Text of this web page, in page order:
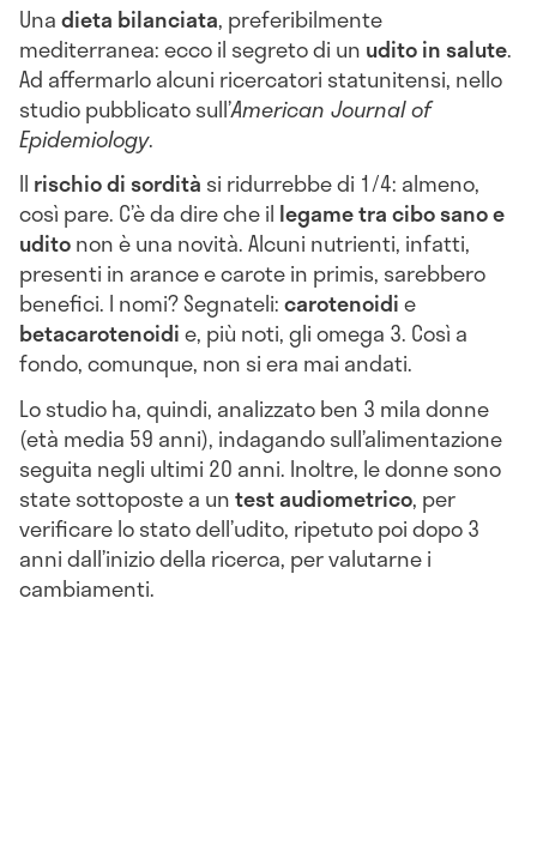
Unadieta bilanciata, preferibilmente
mediterranea: ecco il segreto di un udito in salute.
Ad affermarlo alcuni ricercatori statunitensi, nello
studio pubblicato sull’American Journal of
Epidemiology.
Il rischio di sordità si ridurrebbe di 1/4: almeno,
così pare. C’è da dire che il legame tra cibo sano e
uditonon è una novità. Alcuni nutrienti, infatti,
presenti in arance e carote in primis, sarebbero
benefici. I nomi? Segnateli:carotenoidie
betacarotenoidie, più noti, gli omega 3. Così a
fondo, comunque, non si era mai andati.
Lo studio ha, quindi, analizzato ben 3 mila donne
(età media 59 anni), indagando sull’alimentazione
seguita negli ultimi 20 anni. Inoltre, le donne sono
state sottoposte a untest audiometrico, per
verificare lo stato dell’udito, ripetuto poi dopo 3
anni dall’inizio della ricerca, per valutarne i
cambiamenti.